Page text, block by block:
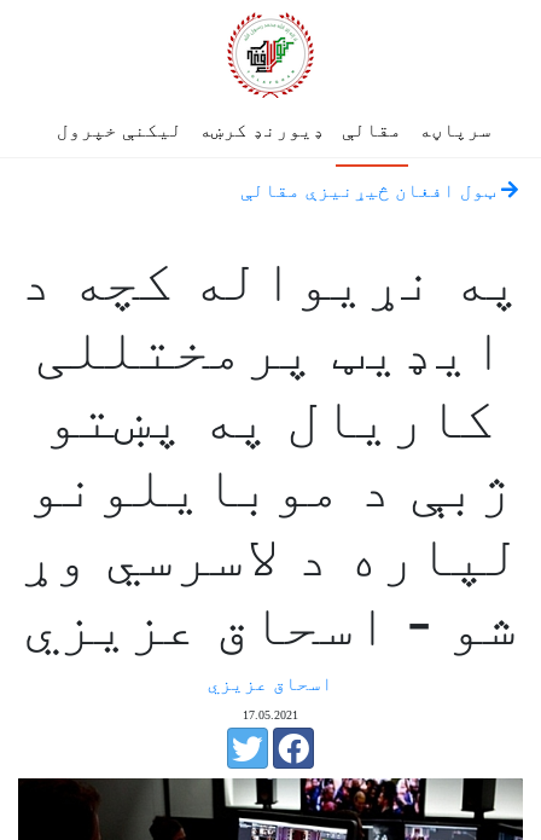
سرپاڼه مقالې ډیورنډ کرښه لیکنې خپرول
ټول افغان څیړنیزې مقالې
په نړيواله کچه د
ايډيټ پرمختللی
کاریال په پښتو
ژبې د موبايلونو
لپاره د لاسرسي وړ
شو - اسحاق عزيزي
اسحاق عزيزي
17.05.2021